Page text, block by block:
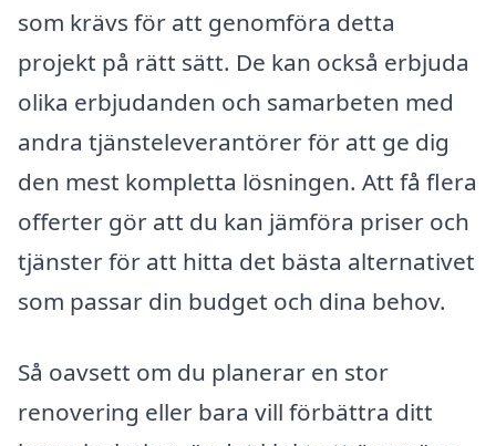
som krävs för att genomföra detta
projekt på rätt sätt. De kan också erbjuda
olika erbjudanden och samarbeten med
andra tjänsteleverantörer för att ge dig
den mest kompletta lösningen. Att få flera
offerter gör att du kan jämföra priser och
tjänster för att hitta det bästa alternativet
som passar din budget och dina behov.
Så oavsett om du planerar en stor
renovering eller bara vill förbättra ditt